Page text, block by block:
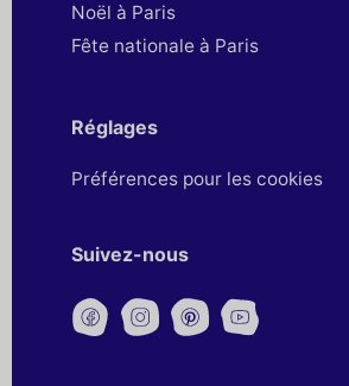
Noël à Paris
Fête nationale à Paris
Réglages
Préférences pour les cookies
Suivez-nous